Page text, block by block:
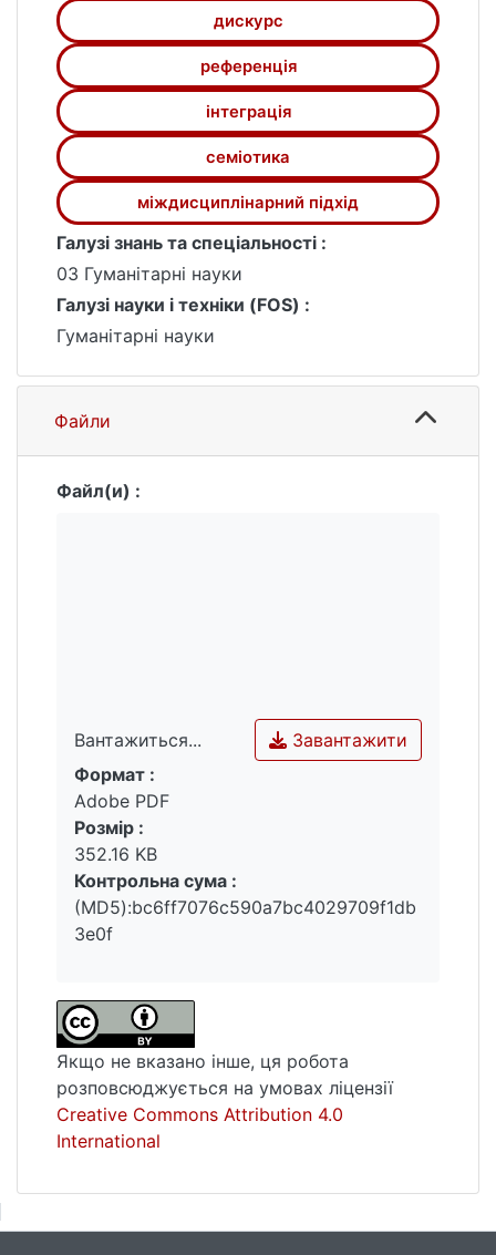
дискурс
референція
інтеграція
семіотика
міждисциплінарний підхід
Галузі знань та спеціальності :
03 Гуманітарні науки
Галузі науки і техніки (FOS) :
Гуманітарні науки
Файли
Файл(и) :
Вантажиться...
Вантажиться...
Завантажити
Формат :
Adobe PDF
Розмір :
352.16 KB
Контрольна сума :
(MD5):bc6ff7076c590a7bc4029709f1db
3e0f
Якщо не вказано інше, ця робота
розповсюджується на умовах ліцензії
Creative Commons Attribution 4.0
International